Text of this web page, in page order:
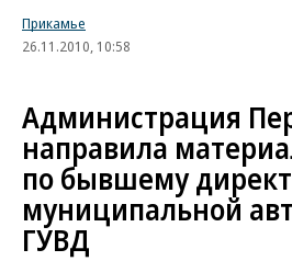
Прикамье
26.11.2010, 10:58
Администрация
направила
по бывшему
муниципальной
ГУВД